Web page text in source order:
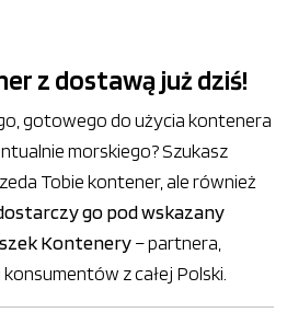
z dostawą już dziś!
gotowego do użycia kontenera
morskiego? Szukasz
Tobie kontener, ale również
go pod wskazany
Kontenery– partnera,
z całej Polski.